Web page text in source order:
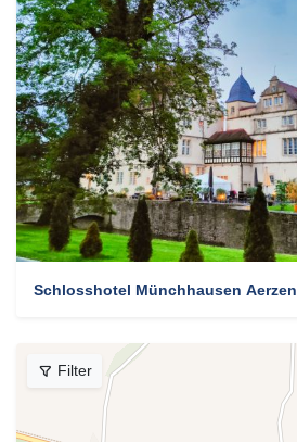
Schlosshotel Münchhausen Aerzen
Filter